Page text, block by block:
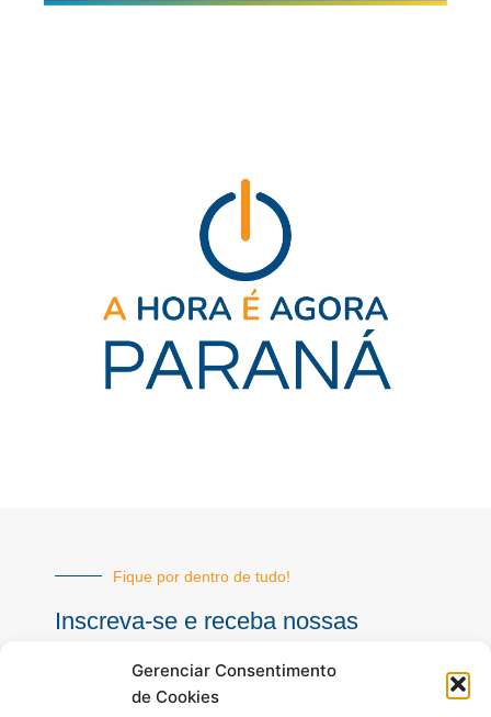
Gerenciar Consentimento
de Cookies
Fique por dentro de tudo!
Inscreva-se e receba nossas